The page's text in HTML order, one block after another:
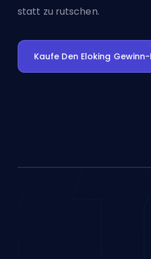
statt zu rutschen.
Kaufe Den Eloking